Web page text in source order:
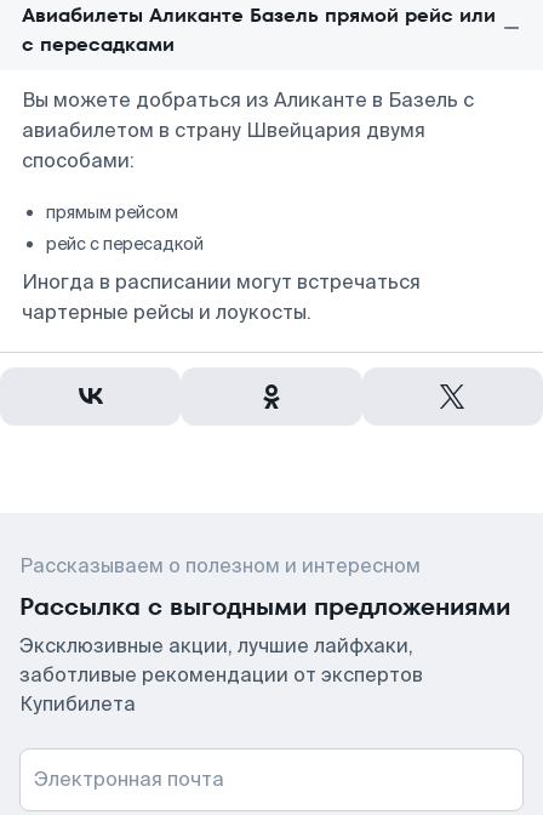
Авиабилеты Аликанте Базель прямой рейс или
с пересадками
Вы можете добраться из Аликанте в Базель с
авиабилетом в страну Швейцария двумя
способами:
прямым рейсом
рейс с пересадкой
Иногда в расписании могут встречаться
чартерные рейсы и лоукосты.
Рассказываем о полезном и интересном
Рассылка с выгодными предложениями
Эксклюзивные акции, лучшие лайфхаки,
заботливые рекомендации от экспертов
Купибилета
Электронная почта